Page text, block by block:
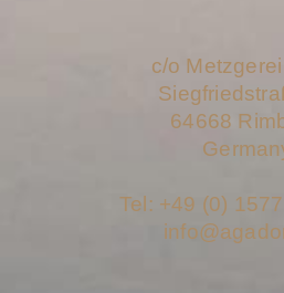
c/o
64668
Tel: +49 (0)